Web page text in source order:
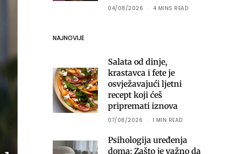
04/08/2026 4 MINS READ
NAJNOVIJE
Salata od dinje,
krastavca i fete je
osvježavajući ljetni
recept koji ćeš
pripremati iznova
07/08/2026 1 MIN READ
Psihologija uređenja
doma: Zašto je važno da